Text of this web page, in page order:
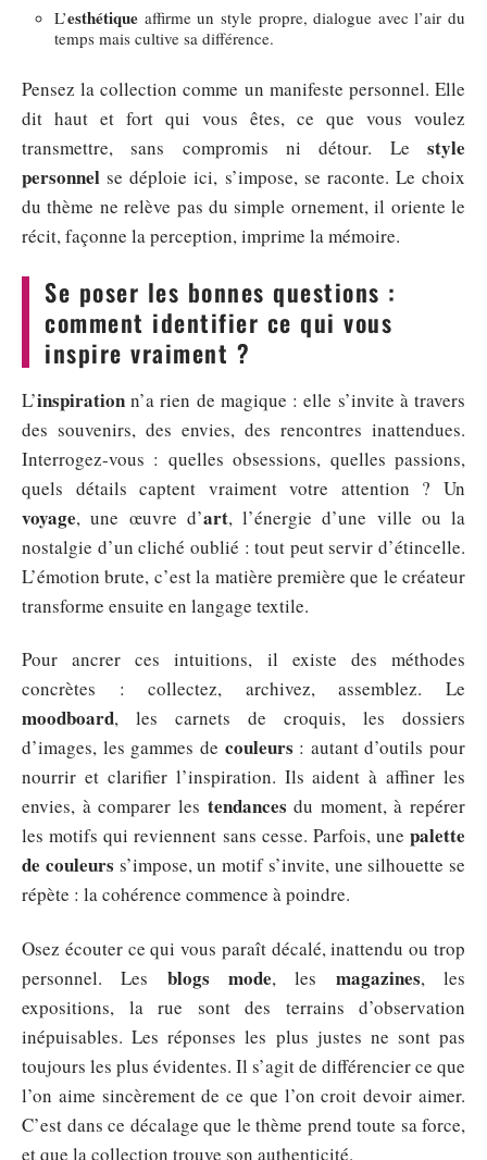
L’esthétique affirme un style propre, dialogue avec l’air du
temps mais cultive sa différence.
Pensez la collection comme un manifeste personnel. Elle
dit haut et fort qui vous êtes, ce que vous voulez
transmettre, sans compromis ni détour. Le style
personnel se déploie ici, s’impose, se raconte. Le choix
du thème ne relève pas du simple ornement, il oriente le
récit, façonne la perception, imprime la mémoire.
Se poser les bonnes questions :
comment identifier ce qui vous
inspire vraiment ?
L’inspiration n’a rien de magique : elle s’invite à travers
des souvenirs, des envies, des rencontres inattendues.
Interrogez-vous : quelles obsessions, quelles passions,
quels détails captent vraiment votre attention ? Un
voyage, une œuvre d’art, l’énergie d’une ville ou la
nostalgie d’un cliché oublié : tout peut servir d’étincelle.
L’émotion brute, c’est la matière première que le créateur
transforme ensuite en langage textile.
Pour ancrer ces intuitions, il existe des méthodes
concrètes : collectez, archivez, assemblez. Le
moodboard, les carnets de croquis, les dossiers
d’images, les gammes de couleurs : autant d’outils pour
nourrir et clarifier l’inspiration. Ils aident à affiner les
envies, à comparer les tendances du moment, à repérer
les motifs qui reviennent sans cesse. Parfois, une palette
de couleurs s’impose, un motif s’invite, une silhouette se
répète : la cohérence commence à poindre.
Osez écouter ce qui vous paraît décalé, inattendu ou trop
personnel. Les blogs mode, les magazines, les
expositions, la rue sont des terrains d’observation
inépuisables. Les réponses les plus justes ne sont pas
toujours les plus évidentes. Il s’agit de différencier ce que
l’on aime sincèrement de ce que l’on croit devoir aimer.
C’est dans ce décalage que le thème prend toute sa force,
et que la collection trouve son authenticité.